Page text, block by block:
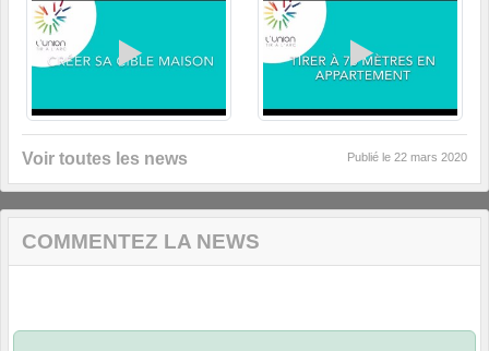
Voir toutes les news Publié le 22 mars 2020
COMMENTEZ LA NEWS